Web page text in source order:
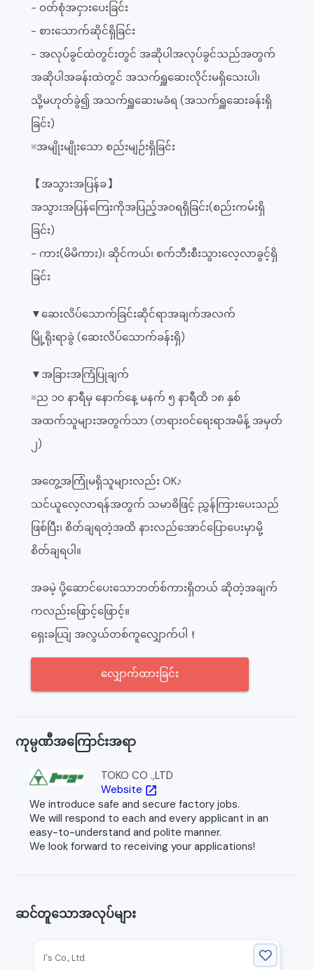
- ဝတ်စုံအငှားပေးခြင်း
- စားသောက်ဆိုင်ရှိခြင်း
- အလုပ်ခွင်ထဲတွင်းတွင် အဆိုပါအလုပ်ခွင်သည်အတွက်
အဆိုပါအခန်းထဲတွင် အသက်ရှူဆေးလိုင်းမရှိသေးပါ၊
သို့မဟုတ်ခွဲ၍ အသက်ရှူဆေးမခံရ (အသက်ရှူဆေးခန်းရှိ
ခြင်း)
※အမျိုးမျိုးသော စည်းမျဉ်းရှိခြင်း
【အသွားအပြန်ခ】
အသွားအပြန်ကြေးကိုအပြည့်အဝရရှိခြင်း(စည်းကမ်းရှိ
ခြင်း)
- ကား(မိမိကား)၊ ဆိုင်ကယ်၊ စက်ဘီးစီးသွားလေ့လာခွင့်ရှိ
ခြင်း
▼ဆေးလိပ်သောက်ခြင်းဆိုင်ရာအချက်အလက်
မြို့ရိုးရာခွဲ (ဆေးလိပ်သောက်ခန်းရှိ)
▼အခြားအကြံပြုချက်
※ည ၁၀ နာရီမှ နောက်နေ့ မနက် ၅ နာရီထိ ၁၈ နှစ်
အထက်သူများအတွက်သာ (တရားဝင်ရေးရာအမိန့် အမှတ်
၂)
အတွေ့အကြုံမရှိသူများလည်း OK♪
သင်ယူလေ့လာရန်အတွက် သမာဓိဖြင့် ညွှန်ကြားပေးသည်
ဖြစ်ပြီး၊ စိတ်ချရတဲ့အထိ နားလည်အောင်ပြောပေးမှာမို့
စိတ်ချရပါ။
အခမဲ့ ပို့ဆောင်ပေးသောဘတ်စ်ကားရှိတယ် ဆိုတဲ့အချက်
ကလည်းဖြောင့်ဖြောင့်။
ရှေးခယျြ အလွယ်တစ်ကူလျှောက်ပါ！
လျှောက်ထားခြင်း
ကုမ္ပဏီအကြောင်းအရာ
TOKO CO .,LTD
Website open_in_new
We introduce safe and secure factory jobs.
We will respond to each and every applicant in an
easy-to-understand and polite manner.
We look forward to receiving your applications!
ဆင်တူသောအလုပ်များ
I's Co., Ltd.